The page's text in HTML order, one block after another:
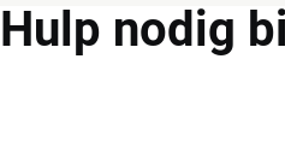
Hulp nodig